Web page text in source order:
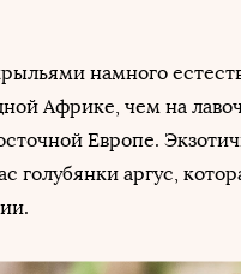
намного
Африке, чем на
Европе.
голубянки аргус,